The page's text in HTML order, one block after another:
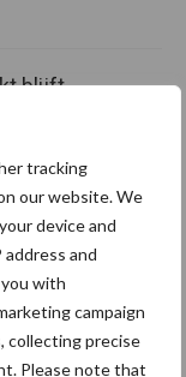
tracking
our website. We
device and
and
with
campaign
collecting precise
Please note that
blijft
handel
vaak